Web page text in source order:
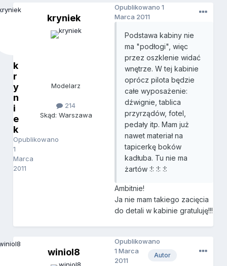
k
r
y
n
i
e
k
Opublikowano
1
Marca
2011
kryniek
Modelarz
214
Skąd: Warszawa
Opublikowano1
Marca 2011
Podstawa kabiny nie
ma "podłogi", więc
przez oszklenie widać
wnętrze. W tej kabinie
oprócz pilota będzie
całe wyposażenie:
dźwignie, tablica
przyrządów, fotel,
pedały itp. Mam już
nawet materiał na
tapicerkę boków
kadłuba. Tu nie ma
żartów :!: :!: :!:
Ambitnie!
Ja nie mam takiego zacięcia
do detali w kabinie gratuluję!!!
winiol8 Autor
Opublikowano
1 Marca
2011